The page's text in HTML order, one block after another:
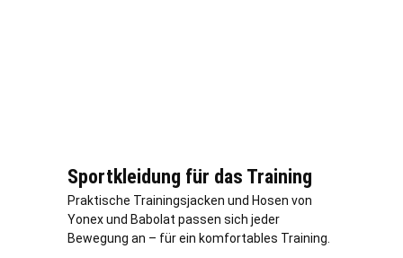
Sportkleidung für das Training
Praktische Trainingsjacken und Hosen von
Yonex und Babolat passen sich jeder
Bewegung an – für ein komfortables Training.